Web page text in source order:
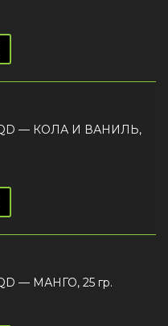
— КОЛА И ВАНИЛЬ,
— МАНГО, 25 гр.